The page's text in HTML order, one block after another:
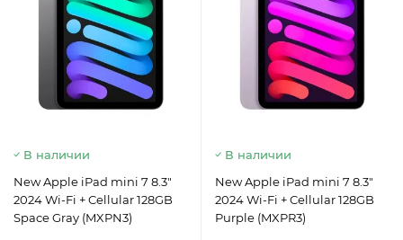
В наличии
New Apple iPad mini 7 8.3"
2024 Wi-Fi + Cellular 128GB
Space Gray (MXPN3)
В наличии
New Apple iPad mini 7 8.3"
2024 Wi-Fi + Cellular 128GB
Purple (MXPR3)